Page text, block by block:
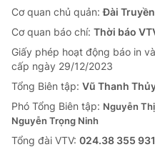
Cơ quan chủ quản:Đài
Cơ quan báo chí: Thời báo
Giấy phép hoạt động báo in
cấp ngày 29/12/2023
Tổng Biên tập: Vũ Thanh
Phó Tổng Biên tập: Nguyễn
Nguyễn Trọng Ninh
Tổng đài VTV: 024.38 355